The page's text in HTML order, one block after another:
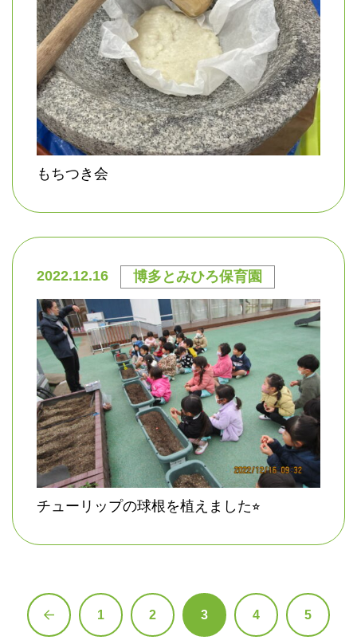
もちつき会
2022.12.16 博多とみひろ保育園
チューリップの球根を植えました⭐︎
1 2 3 4 5